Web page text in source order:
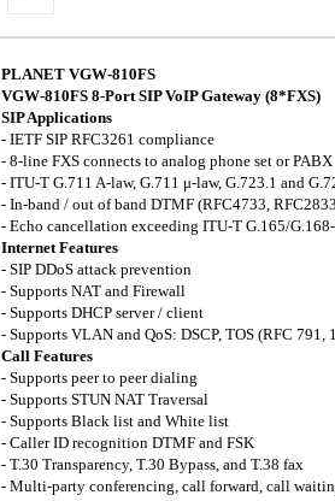
PLANET VGW-810FS
VGW-810FS 8-Port SIP VoIP Gateway (8*FXS)
SIP Applications
- IETF SIP RFC3261 compliance
- 8-line FXS connects to analog phone set or PABX
- ITU-T G.711 A-law, G.711 μ-law, G.723.1 and
- In-band / out of band DTMF (RFC4733,
- Echo cancellation exceeding ITU-T G.165/
Internet Features
- SIP DDoS attack prevention
- Supports NAT and Firewall
- Supports DHCP server / client
- Supports VLAN and QoS: DSCP, TOS (RFC 791,
Call Features
- Supports peer to peer dialing
- Supports STUN NAT Traversal
- Supports Black list and White list
- Caller ID recognition DTMF and FSK
- T.30 Transparency, T.30 Bypass, and T.38 fax
- Multi-party conferencing, call forward, call